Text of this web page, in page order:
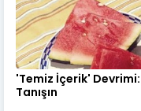
'Temiz İçerik' Devrimi:
Tanışın